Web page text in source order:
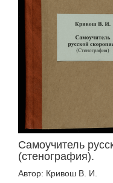
Самоучитель
(стенография).
Автор: Кривош В. И.